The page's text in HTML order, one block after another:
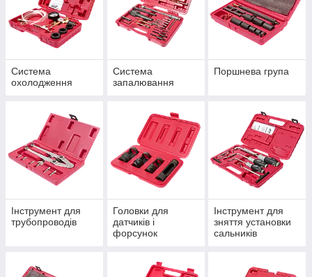
Система
охолодження
Система
запалювання
Поршнева група
Інструмент для
трубопроводів
Головки для
датчиків і
форсунок
Інструмент для
зняття установки
сальників